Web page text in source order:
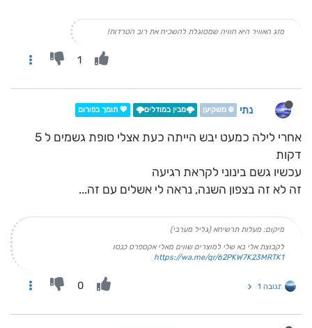
מזג האוויר היא חוויה שמסוגלת להשכיח את רוב הטרדות!
1
נתי ❄️ משקיען 🌩️מבין במודלים🌩️ 💖 תומך בפורום
אחרי לילה כמעט יבש הייתה כעת אצלי סופת גשמים ל 5
דקות
עכשיו גשם בינוני לקראת רגיעה
זה לא זה בצפון השנה, נראה לי אשלים עם זה...
מיקום: מעלות תרשיחא (גליל מערבי)
לקבוצת אלי בא שלי למוצרים שווים מאלי אקספרס כנסו
https://wa.me/qr/62PKW7K23MRTK1
תגובה 1 0